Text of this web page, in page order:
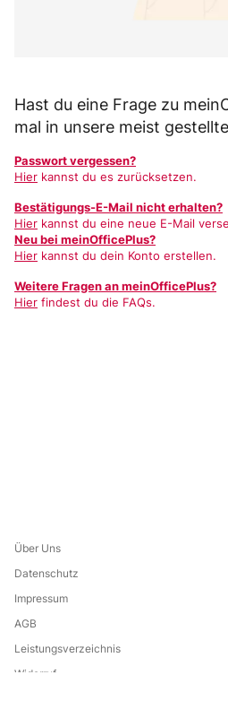
Hast du eine Frage zu
mal in unsere meist
Passwort vergessen?
Hier kannst du es zurücksetzen.
Bestätigungs-E-Mail nicht erhalten?
Hier kannst du eine neue E-Mail
Neu bei meinOfficePlus?
Hier kannst du dein Konto erstellen.
Weitere Fragen an meinOfficePlus?
Hier findest du die FAQs.
Über Uns
Datenschutz
Impressum
AGB
Leistungsverzeichnis
Widerruf